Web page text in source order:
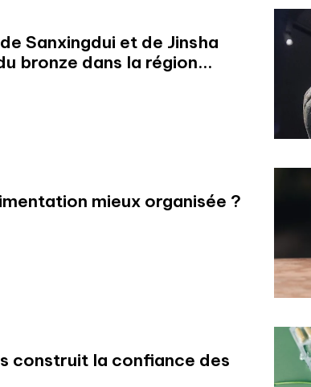
Sanxingdui et de Jinsha
bronze dans la région...
mieux organisée ?
construit la confiance des